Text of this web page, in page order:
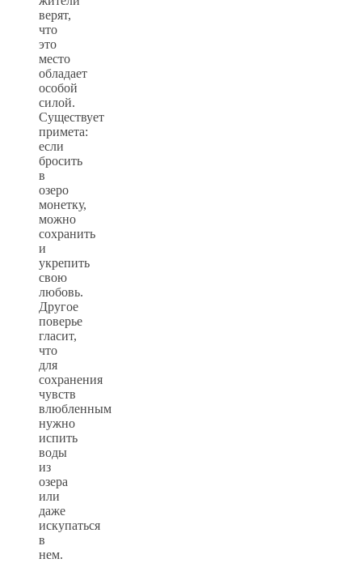
верят,
что
это
место
обладает
особой
силой.
Существует
примета:
если
бросить
в
озеро
монетку,
можно
сохранить
и
укрепить
свою
любовь.
Другое
поверье
гласит,
что
для
сохранения
чувств
влюбленным
нужно
испить
воды
из
озера
или
даже
искупаться
в
нем.